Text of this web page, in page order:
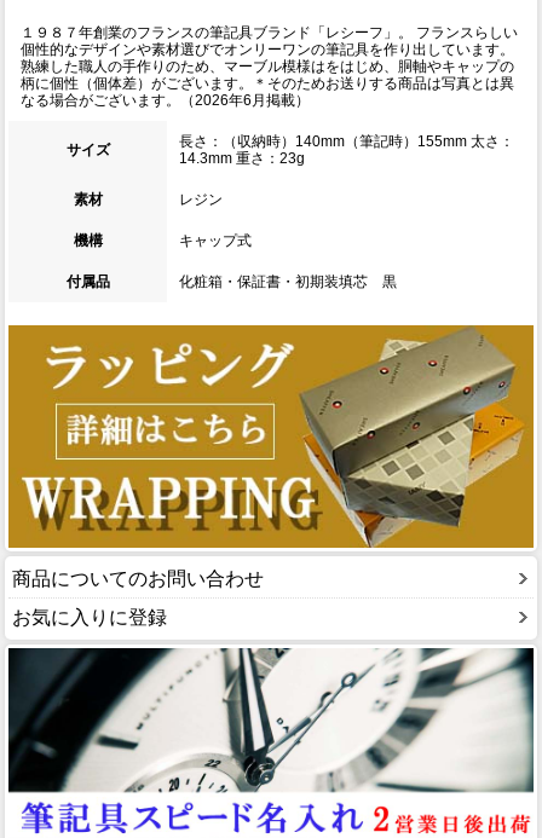
１９８７年創業のフランスの筆記具ブランド「レシーフ」。 フランスらしい
個性的なデザインや素材選びでオンリーワンの筆記具を作り出しています。
熟練した職人の手作りのため、マーブル模様はをはじめ、胴軸やキャップの
柄に個性（個体差）がございます。＊そのためお送りする商品は写真とは異
なる場合がございます。（2026年6月掲載）
サイズ
長さ：（収納時）140mm（筆記時）155mm 太さ：
14.3mm 重さ：23g
素材 レジン
機構 キャップ式
付属品 化粧箱・保証書・初期装填芯 黒
商品についてのお問い合わせ
お気に入りに登録